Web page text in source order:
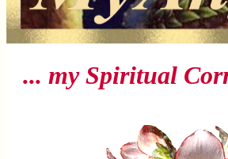
... my Spiritual